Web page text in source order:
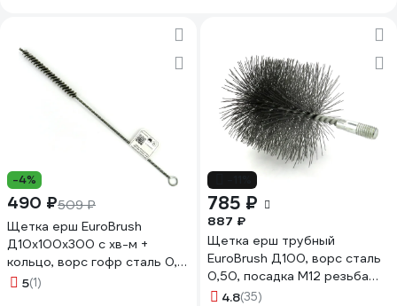
-4%
490 ₽509 ₽
Щетка ерш EuroBrush
Д10x100x300 с хв-м +
кольцо, ворс гофр сталь 0,15
код 14-007 EB-T816210
5(1)
785 ₽
887 ₽
Щетка ерш трубный
EuroBrush Д100, ворс сталь
0,50, посадка М12 резьба
(14-600) кордщетка ершик,
4.8(35)